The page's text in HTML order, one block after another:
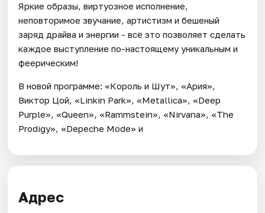
Яркие образы, виртуозное исполнение,
неповторимое звучание, артистизм и бешеный
заряд драйва и энергии - всё это позволяет сделать
каждое выступление по-настоящему уникальным и
феерическим!
В новой программе: «Король и Шут», «Ария»,
Виктор Цой, «Linkin Park», «Metallica», «Deep
Purple», «Queen», «Rammstein», «Nirvana», «The
Prodigy», «Depeche Mode» и
Адрес